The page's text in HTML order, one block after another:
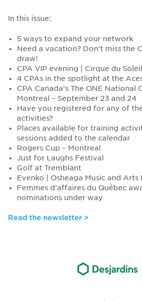
In this issue:
5 ways to expand your network
Need a vacation? Don’t miss the
draw!
CPA VIP evening | Cirque du
4 CPAs in the spotlight at the
CPA Canada’s The ONE National
Montreal – September 23 and 24
Have you registered for any of
activities?
Places available for training
sessions added to the calendar
Rogers Cup – Montreal
Just for Laughs Festival
Golf at Tremblant
Evenko | Osheaga Music and Arts
Femmes d’affaires du Québec
nominations under way
Read the newsletter >